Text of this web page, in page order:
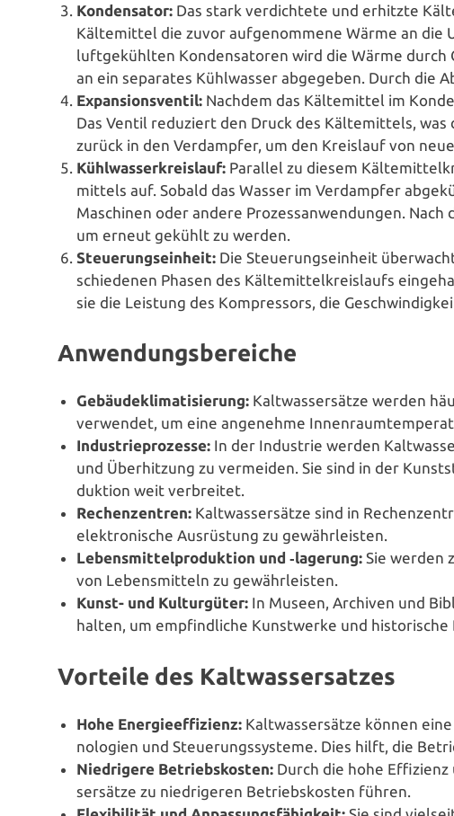
Kon­den­sa­tor: Das stark ver­dich­te­te und erhitzte
Käl­te­mit­tel die zuvor auf­ge­nom­me­ne Wärme an die
luft­ge­kühl­ten Kon­den­sa­to­ren wird die Wärme durch
an ein separates Kühl­was­ser abgegeben. Durch die
Expan­si­ons­ven­til: Nachdem das Käl­te­mit­tel im
Das Ventil reduziert den Druck des Käl­te­mit­tels,
zurück in den Ver­damp­fer, um den Kreislauf von
Kühl­was­ser­kreis­lauf: Parallel zu diesem
mit­tels auf. Sobald das Wasser im Ver­damp­fer
Maschinen oder andere Pro­zess­an­wen­dun­gen.
um erneut gekühlt zu werden.
Steue­rungs­ein­heit: Die Steue­rungs­ein­heit
schie­de­nen Phasen des Käl­te­mit­tel­kreis­laufs
sie die Leistung des Kom­pres­sors, die
Anwendungsbereiche
Gebäu­de­kli­ma­ti­sie­rung: Kalt­was­ser­sät­ze werden
verwendet, um eine angenehme
Indus­trie­pro­zes­se: In der Industrie werden
und Über­hit­zung zu vermeiden. Sie sind in der
duk­ti­on weit verbreitet.
Rechen­zen­tren: Kalt­was­ser­sät­ze sind in
elek­tro­ni­sche Aus­rüs­tung zu gewährleisten.
Lebens­mit­tel­pro­duk­ti­on und ‑lagerung: Sie werden
von Lebens­mit­teln zu gewährleisten.
Kunst- und Kul­tur­gü­ter: In Museen, Archiven und
hal­ten, um emp­find­li­che Kunst­wer­ke und his­to­ri­sche
Vorteile des Kaltwassersatzes
Hohe Ener­gie­ef­fi­zi­enz: Kalt­was­ser­sät­ze können
no­lo­gien und Steue­rungs­sys­te­me. Dies hilft, die
Nied­ri­ge­re Betriebs­kos­ten: Durch die hohe
ser­sät­ze zu nied­ri­ge­ren Betriebs­kos­ten führen.